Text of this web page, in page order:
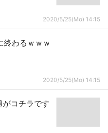
2020/5/25(Mo) 14:15
終わるｗｗｗ
2020/5/25(Mo) 14:15
がコチラです